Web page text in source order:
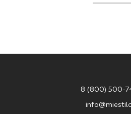
Серебряные украшения для пупка от
ЗАКАЗЫВАЙ С
скидки до 40% помогут сделать
Подчеркни свою индивидуальность с
8 (800) 500-